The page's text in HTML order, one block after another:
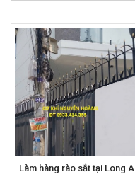
Làm hàng rào sắt tại Long